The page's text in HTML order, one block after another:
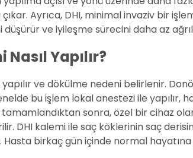
Ayrıca, DHI, minimal invaziv bir
ve iyileşme sürecini daha az
Nasıl Yapılır?
ve dökülme nedeni belirlenir.
bu işlem lokal anestezi ile yapılır,
tamamlandıktan sonra, özel bir cihaz
DHI kalemi ile saç köklerinin saç
birkaç gün içinde normal